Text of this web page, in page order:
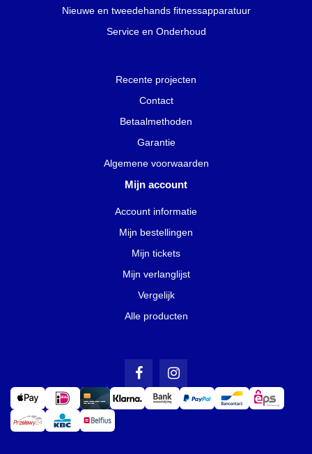
Nieuwe en tweedehands fitnessapparatuur
Service en Onderhoud
Recente projecten
Contact
Betaalmethoden
Garantie
Algemene voorwaarden
Mijn account
Account informatie
Mijn bestellingen
Mijn tickets
Mijn verlanglijst
Vergelijk
Alle producten